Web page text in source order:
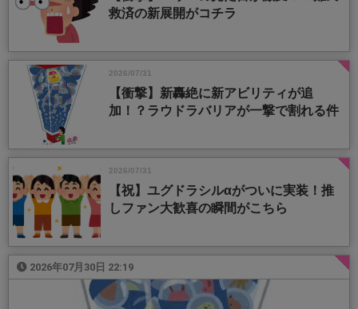
救済の新展開がコチラ
2026/07/31
【衝撃】新轟絶に新アビリティが追
加！？ラウドラバリアが一撃で割れる件
2026/07/31
【祝】ユグドラシルαがついに実装！推
しファン大歓喜の瞬間がこちら
2026年07月30日 22:19